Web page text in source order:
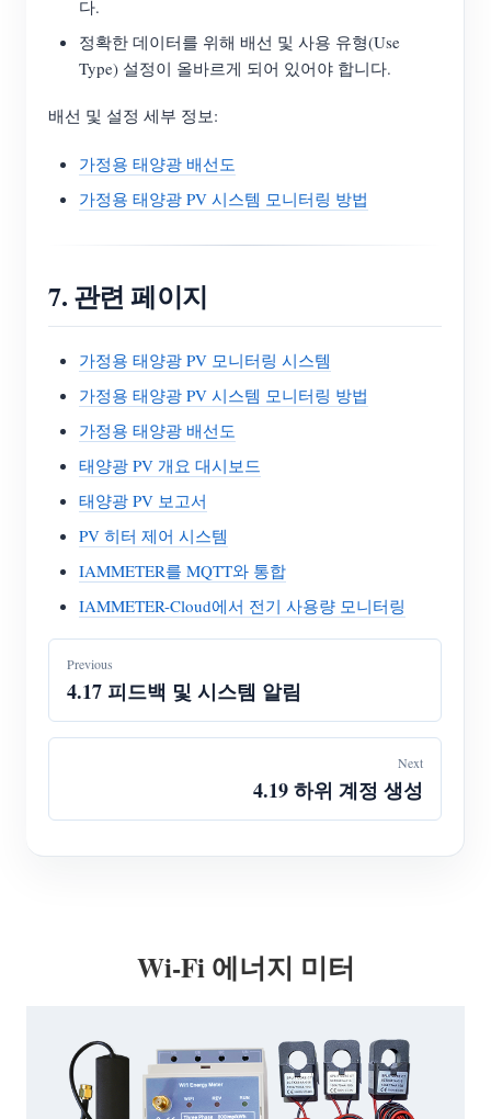
다.
정확한 데이터를 위해 배선 및 사용 유형(Use
Type) 설정이 올바르게 되어 있어야 합니다.
배선 및 설정 세부 정보:
가정용 태양광 배선도
가정용 태양광 PV 시스템 모니터링 방법
7. 관련 페이지
가정용 태양광 PV 모니터링 시스템
가정용 태양광 PV 시스템 모니터링 방법
가정용 태양광 배선도
태양광 PV 개요 대시보드
태양광 PV 보고서
PV 히터 제어 시스템
IAMMETER를 MQTT와 통합
IAMMETER-Cloud에서 전기 사용량 모니터링
Previous
4.17 피드백 및 시스템 알림
Next
4.19 하위 계정 생성
Wi-Fi 에너지 미터